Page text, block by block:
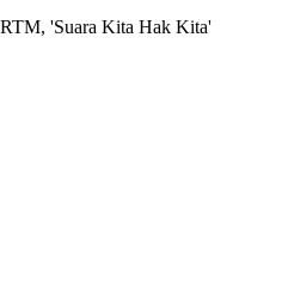
RTM, 'Suara Kita Hak Kita'